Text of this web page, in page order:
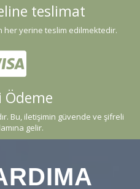
teslimat
her yerine teslim edilmektedir.
Ödeme
Bu, iletişimin güvende ve şifreli
gelir.